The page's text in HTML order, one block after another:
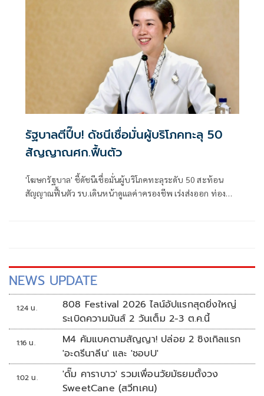
รัฐบาลตีปี๊บ! ดัชนีเชื่อมั่นผู้บริโภคทะลุ 50
สัญญาณศก.ฟื้นตัว
'โฆษกรัฐบาล' ชี้ดัชนีเชื่อมั่นผู้บริโภคทะลุระดับ 50 สะท้อน
สัญญาณฟื้นตัว รบ.เดินหน้าดูแลค่าครองชีพ เร่งส่งออก ท่อง
NEWS UPDATE
1:24 น.
808 Festival 2026 ไลน์อัปแรกสุดยิ่งใหญ่
ระเบิดความมันส์ 2 วันเต็ม 2-3 ต.ค.นี้
1:16 น.
M4 คัมแบคตามสัญญา! ปล่อย 2 ซิงเกิลแรก
'อะดรีนาลีน' และ 'ชอบU'
1:02 น.
'ดั๊ม คาราบาว' รวมเพื่อนวัยมัธยมตั้งวง
SweetCane (สวีทเคน)